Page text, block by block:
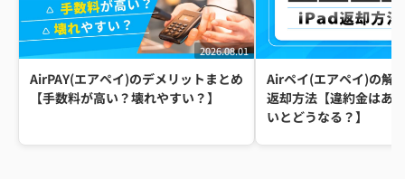
2026.08.01
AirPAY(エアペイ)のデメリットまとめ
【手数料が高い？壊れやすい？】
Airペイ(エアペイ)の解
返却方法【違約金はあ
いとどうなる？】